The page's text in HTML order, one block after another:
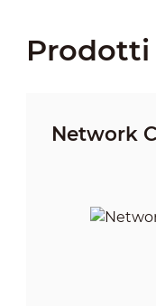
Prodotti
Network